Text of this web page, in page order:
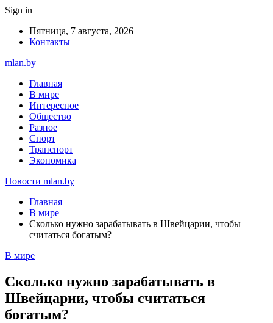
Sign in
Пятница, 7 августа, 2026
Контакты
mlan.by
Главная
В мире
Интересное
Общество
Разное
Спорт
Транспорт
Экономика
Новости mlan.by
Главная
В мире
Сколько нужно зарабатывать в Швейцарии, чтобы
считаться богатым?
В мире
Сколько нужно зарабатывать в
Швейцарии, чтобы считаться
богатым?